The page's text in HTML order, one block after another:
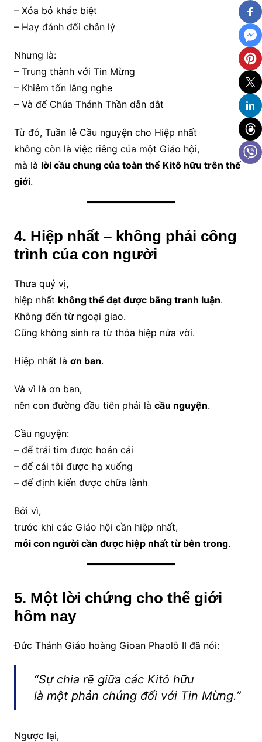
– Xóa bỏ khác biệt
– Hay đánh đổi chân lý
Nhưng là:
– Trung thành với Tin Mừng
– Khiêm tốn lắng nghe
– Và để Chúa Thánh Thần dẫn dắt
Từ đó, Tuần lễ Cầu nguyện cho Hiệp nhất
không còn là việc riêng của một Giáo hội,
mà là lời cầu chung của toàn thể Kitô hữu trên thế
giới.
4. Hiệp nhất – không phải công
trình của con người
Thưa quý vị,
hiệp nhất không thể đạt được bằng tranh luận.
Không đến từ ngoại giao.
Cũng không sinh ra từ thỏa hiệp nửa vời.
Hiệp nhất là ơn ban.
Và vì là ơn ban,
nên con đường đầu tiên phải là cầu nguyện.
Cầu nguyện:
– để trái tim được hoán cải
– để cái tôi được hạ xuống
– để định kiến được chữa lành
Bởi vì,
trước khi các Giáo hội cần hiệp nhất,
mỗi con người cần được hiệp nhất từ bên trong.
5. Một lời chứng cho thế giới
hôm nay
Đức Thánh Giáo hoàng Gioan Phaolô II đã nói:
“Sự chia rẽ giữa các Kitô hữu
là một phản chứng đối với Tin Mừng.”
Ngược lại,